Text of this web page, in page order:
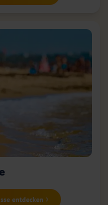
entdecken